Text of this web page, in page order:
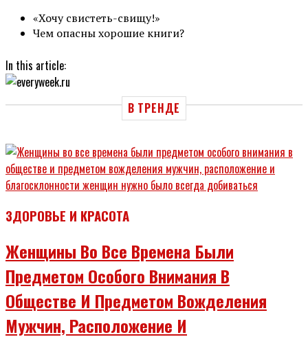
«Хочу свистеть-свищу!»
Чем опасны хорошие книги?
In this article:
В ТРЕНДЕ
ЗДОРОВЬЕ И КРАСОТА
Женщины Во Все Времена Были
Предметом Особого Внимания В
Обществе И Предметом Вожделения
Мужчин, Расположение И